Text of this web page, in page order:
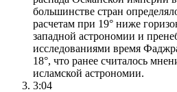
большинстве стран
расчетам при 19° ниже
западной астрономии и
исследованиями время
18°, что ранее считалось
исламской астрономии.
3:04